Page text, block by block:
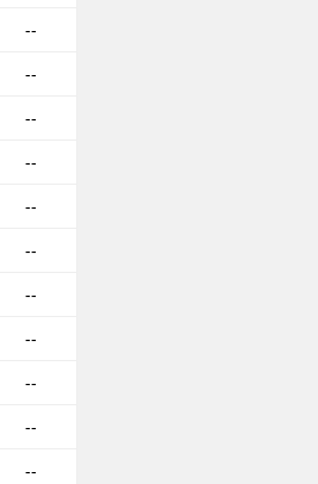
--
--
--
--
--
--
--
--
--
--
--